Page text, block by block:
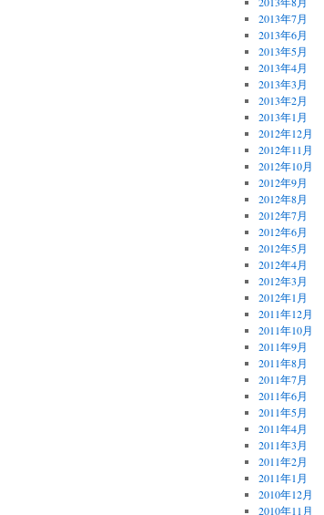
2013年7月
2013年6月
2013年5月
2013年4月
2013年3月
2013年2月
2013年1月
2012年12月
2012年11月
2012年10月
2012年9月
2012年8月
2012年7月
2012年6月
2012年5月
2012年4月
2012年3月
2012年1月
2011年12月
2011年10月
2011年9月
2011年8月
2011年7月
2011年6月
2011年5月
2011年4月
2011年3月
2011年2月
2011年1月
2010年12月
2010年11月